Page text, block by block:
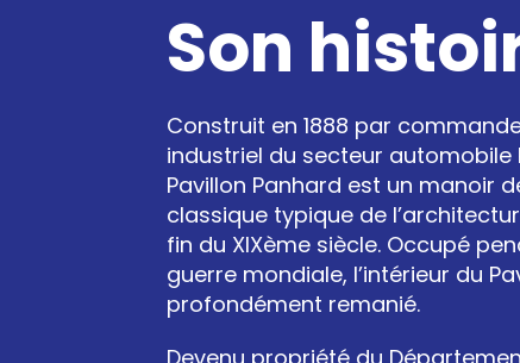
Son
Construit en 1888 par
industriel du secteur automobile
Pavillon Panhard est un manoir
classique typique de
fin du XIXème siècle. Occupé
guerre mondiale, l’intérieur du
profondément remanié.